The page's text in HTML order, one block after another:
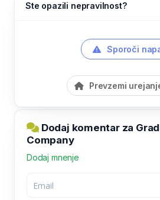
Ste opazili nepravilnost?
Sporoči
Prevzemi
Dodaj komentar za
Company
Dodaj mnenje